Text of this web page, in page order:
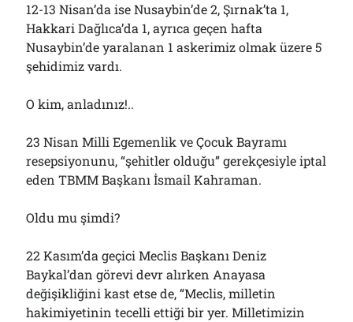
12-13 Nisan’da ise Nusaybin’de 2, Şırnak’ta 1,
Hakkari Dağlıca’da 1, ayrıca geçen hafta
Nusaybin’de yaralanan 1 askerimiz olmak üzere 5
şehidimiz vardı.
O kim, anladınız!..
23 Nisan Milli Egemenlik ve Çocuk Bayramı
resepsiyonunu, “şehitler olduğu” gerekçesiyle iptal
eden TBMM Başkanı İsmail Kahraman.
Oldu mu şimdi?
22 Kasım’da geçici Meclis Başkanı Deniz
Baykal’dan görevi devr alırken Anayasa
değişikliğini kast etse de, “Meclis, milletin
hakimiyetinin tecelli ettiği bir yer. Milletimizin